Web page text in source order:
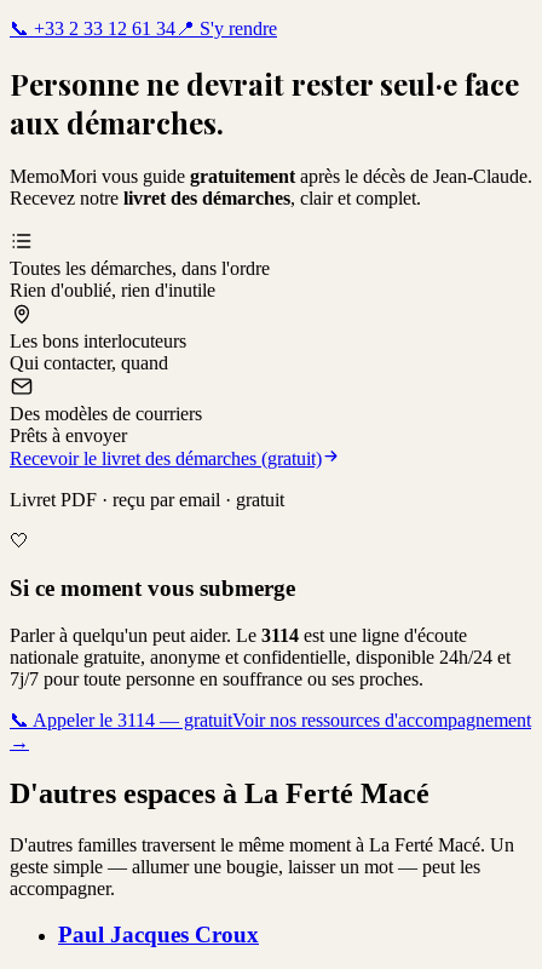
📞 +33 2 33 12 61 34📍 S'y rendre
Personne ne devrait rester seul·e face
aux démarches.
MemoMori vous guide gratuitement après le décès de Jean-Claude.
Recevez notre livret des démarches, clair et complet.
Toutes les démarches, dans l'ordre
Rien d'oublié, rien d'inutile
Les bons interlocuteurs
Qui contacter, quand
Des modèles de courriers
Prêts à envoyer
Recevoir le livret des démarches (gratuit)
Livret PDF · reçu par email · gratuit
🤍
Si ce moment vous submerge
Parler à quelqu'un peut aider. Le 3114 est une ligne d'écoute
nationale gratuite, anonyme et confidentielle, disponible 24h/24 et
7j/7 pour toute personne en souffrance ou ses proches.
📞 Appeler le 3114 — gratuitVoir nos ressources d'accompagnement
→
D'autres espaces à La Ferté Macé
D'autres familles traversent le même moment à La Ferté Macé. Un
geste simple — allumer une bougie, laisser un mot — peut les
accompagner.
Paul Jacques Croux